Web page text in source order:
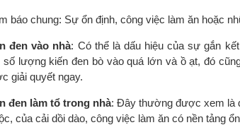
báo chung: Sự ổn định, công việc làm ăn hoặc
đen vào nhà: Có thể là dấu hiệu của sự gắn
số lượng kiến đen bò vào quá lớn và ồ ạt, đó
giải quyết ngay.
đen làm tổ trong nhà: Đây thường được xem là
của cải dồi dào, công việc làm ăn có nền tảng